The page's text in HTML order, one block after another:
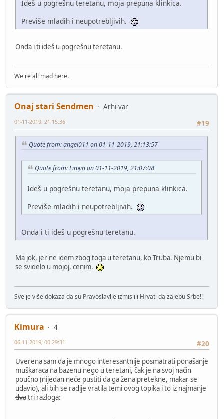
Ideš u pogrešnu teretanu, moja prepuna klinkica.
Previše mladih i neupotrebljivih.
Onda i ti ideš u pogrešnu teretanu.
We're all mad here.
Onaj stari Sendmen
Arhi-var
#19
01-11-2019, 21:15:36
Quote from: angel011 on 01-11-2019, 21:13:57
Quote from: Linʞᴉn on 01-11-2019, 21:07:08
Ideš u pogrešnu teretanu, moja prepuna klinkica.
Previše mladih i neupotrebljivih.
Onda i ti ideš u pogrešnu teretanu.
Ma jok, jer ne idem zbog toga u teretanu, ko Truba. Njemu bi
se svidelo u mojoj, cenim.
Sve je više dokaza da su Pravoslavlje izmislili Hrvati da zajebu Srbe!!
Kimura
4
#20
06-11-2019, 00:29:31
Uverena sam da je mnogo interesantnije posmatrati ponašanje
muškaraca na bazenu nego u teretani, čak je na svoj način
poučno (nijedan neće pustiti da ga žena pretekne, makar se
udavio), ali bih se radije vratila temi ovog topika i to iz najmanje
dvatri razloga: